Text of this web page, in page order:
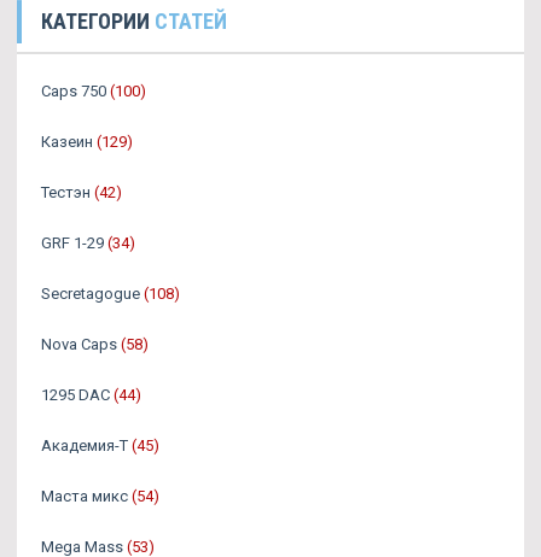
КАТЕГОРИИ СТАТЕЙ
Caps 750 (100)
Казеин (129)
Тестэн (42)
GRF 1-29 (34)
Secretagogue (108)
Nova Caps (58)
1295 DAC (44)
Академия-Т (45)
Маста микс (54)
Mega Mass (53)